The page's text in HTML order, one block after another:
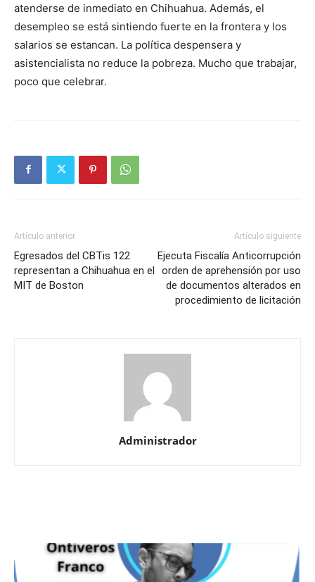
atenderse de inmediato en Chihuahua. Además, el
desempleo se está sintiendo fuerte en la frontera y los
salarios se estancan. La política despensera y
asistencialista no reduce la pobreza. Mucho que trabajar,
poco que celebrar.
Artículo anterior
Egresados del CBTis 122
representan a Chihuahua en el
MIT de Boston
Artículo siguiente
Ejecuta Fiscalía Anticorrupción
orden de aprehensión por uso
de documentos alterados en
procedimiento de licitación
Administrador